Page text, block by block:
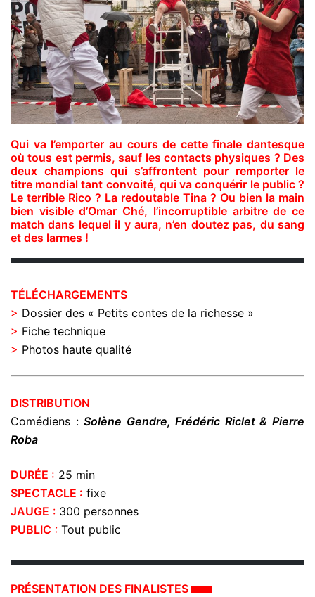
Qui va l’emporter au cours de cette finale dantesque
où tous est permis, sauf les contacts physiques ? Des
deux champions qui s’affrontent pour remporter le
titre mondial tant convoité, qui va conquérir le public ?
Le terrible Rico ? La redoutable Tina ? Ou bien la main
bien visible d’Omar Ché, l’incorruptible arbitre de ce
match dans lequel il y aura, n’en doutez pas, du sang
et des larmes !
TÉLÉCHARGEMENTS
> Dossier des « Petits contes de la richesse »
> Fiche technique
> Photos haute qualité
DISTRIBUTION
Comédiens :Solène Gendre, Frédéric Riclet &Pierre
Roba
DURÉE : 25 min
SPECTACLE : fixe
JAUGE : 300 personnes
PUBLIC : Tout public
PRÉSENTATION DES FINALISTES